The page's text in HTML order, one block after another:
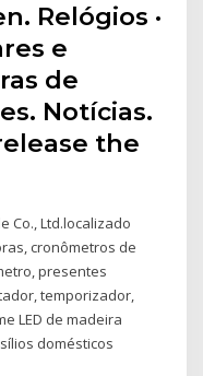
Relógios ·
e
de
Notícias.
the
Co., Ltd.localizado
cronômetros de
presentes
temporizador,
LED de madeira
domésticos